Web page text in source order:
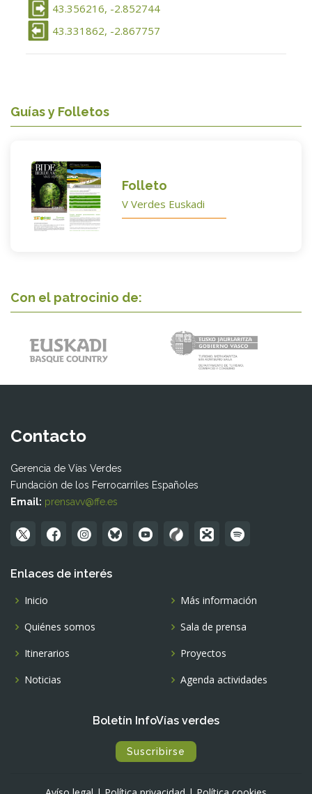
43.356216, -2.852744
43.331862, -2.867757
Guías y Folletos
Folleto
V Verdes Euskadi
Con el patrocinio de:
Contacto
Gerencia de Vías Verdes
Fundación de los Ferrocarriles Españoles
Email: prensavv@ffe.es
Enlaces de interés
Inicio
Quiénes somos
Itinerarios
Noticias
Más información
Sala de prensa
Proyectos
Agenda actividades
Boletín InfoVías verdes
Suscribirse